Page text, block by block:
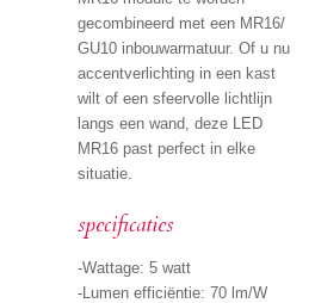
gecombineerd met een MR16/
GU10 inbouwarmatuur. Of u nu
accentverlichting in een kast
wilt of een sfeervolle lichtlijn
langs een wand, deze LED
MR16 past perfect in elke
situatie.
specificaties
-Wattage: 5 watt
-Lumen efficiëntie: 70 lm/W